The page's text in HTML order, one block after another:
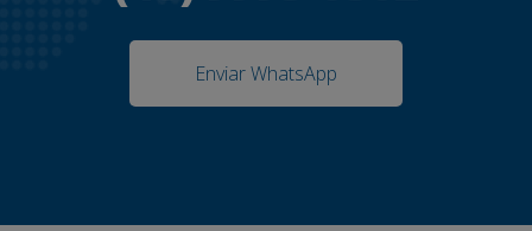
Enviar WhatsApp